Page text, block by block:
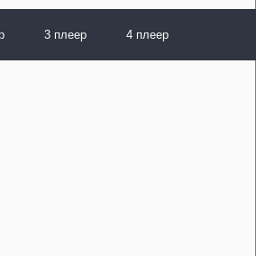
3 плеер 4 плеер